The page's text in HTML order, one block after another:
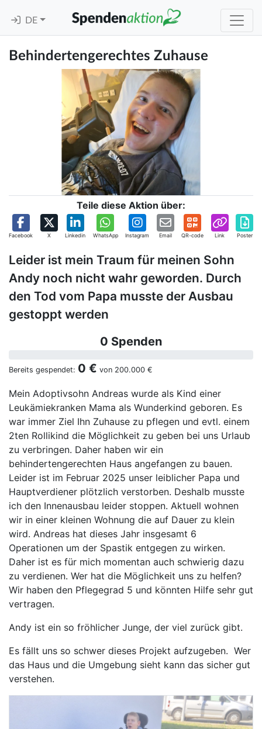
DE
Behindertengerechtes Zuhause
Teile diese Aktion über:
Facebook X Linkedin WhatsApp Instagram Email QR-code Link Poster
Leider ist mein Traum für meinen Sohn
Andy noch nicht wahr geworden. Durch
den Tod vom Papa musste der Ausbau
gestoppt werden
0 Spenden
Bereits gespendet: 0 € von 200.000 €
Mein Adoptivsohn Andreas wurde als Kind einer
Leukämiekranken Mama als Wunderkind geboren. Es
war immer Ziel Ihn Zuhause zu pflegen und evtl. einem
2ten Rollikind die Möglichkeit zu geben bei uns Urlaub
zu verbringen. Daher haben wir ein
behindertengerechten Haus angefangen zu bauen.
Leider ist im Februar 2025 unser leiblicher Papa und
Hauptverdiener plötzlich verstorben. Deshalb musste
ich den Innenausbau leider stoppen. Aktuell wohnen
wir in einer kleinen Wohnung die auf Dauer zu klein
wird. Andreas hat dieses Jahr insgesamt 6
Operationen um der Spastik entgegen zu wirken.
Daher ist es für mich momentan auch schwierig dazu
zu verdienen. Wer hat die Möglichkeit uns zu helfen?
Wir haben den Pflegegrad 5 und könnten Hilfe sehr gut
vertragen.
Andy ist ein so fröhlicher Junge, der viel zurück gibt.
Es fällt uns so schwer dieses Projekt aufzugeben. Wer
das Haus und die Umgebung sieht kann das sicher gut
verstehen.